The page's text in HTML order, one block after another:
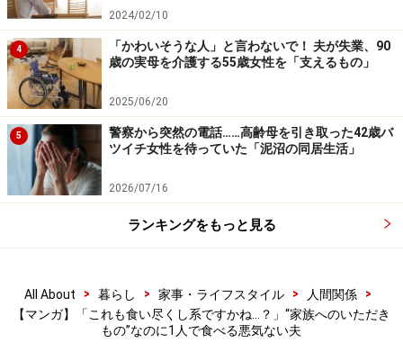
2024/02/10
4
「かわいそうな人」と言わないで！ 夫が失業、90
歳の実母を介護する55歳女性を「支えるもの」
2025/06/20
5
警察から突然の電話……高齢母を引き取った42歳バ
ツイチ女性を待っていた「泥沼の同居生活」
2026/07/16
ランキングをもっと見る
All About > 暮らし > 家事・ライフスタイル > 人間関係
>
【マンガ】「これも食い尽くし系ですかね…？」“家族へのいただき
もの”なのに1人で食べる悪気ない夫